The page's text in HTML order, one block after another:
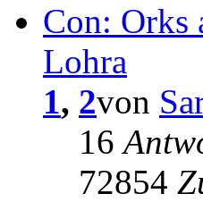
Con: Orks
Lohra
1, 2von
16
72854